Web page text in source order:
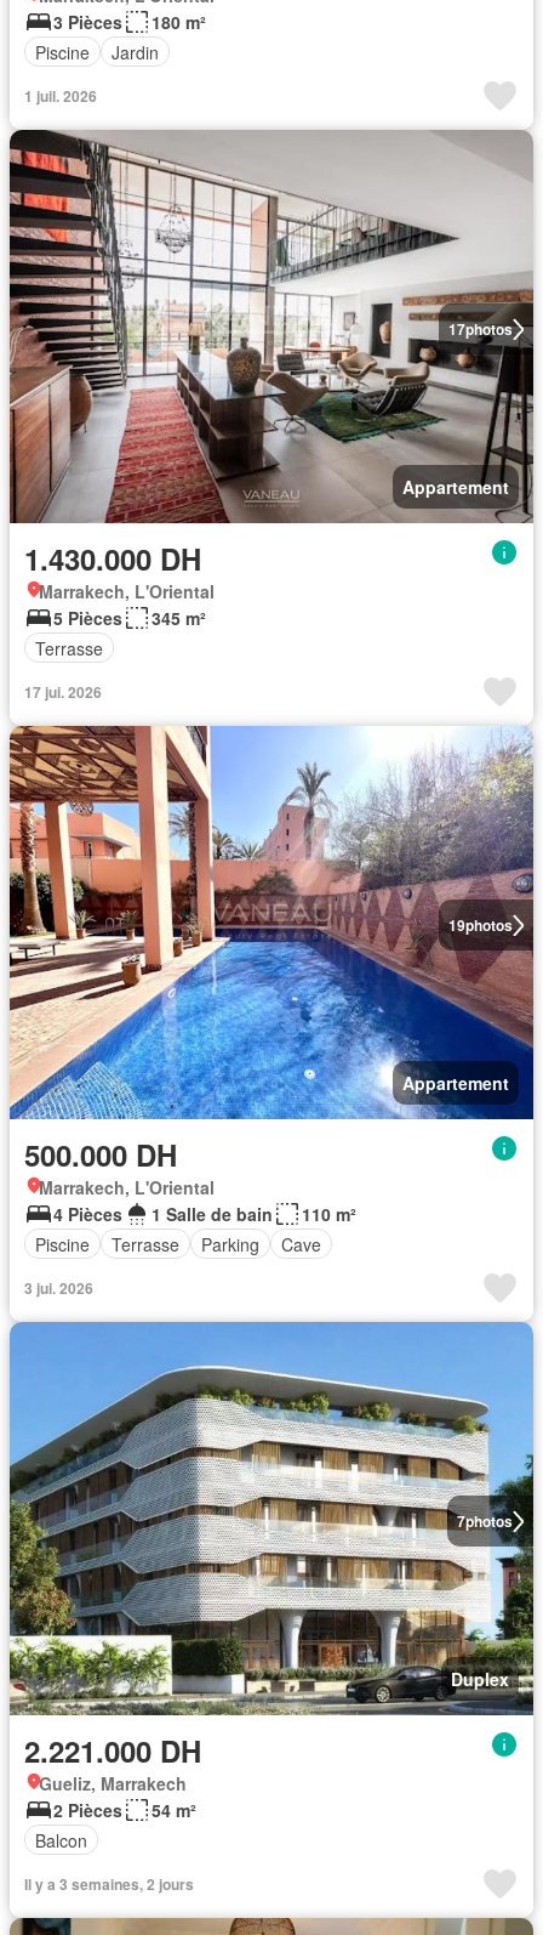
3 Pièces
180 m²
Piscine
Jardin
1 juil. 2026
17photos
Appartement
1.430.000 DH
Marrakech, L'Oriental
5 Pièces
345 m²
Terrasse
17 jui. 2026
19photos
Appartement
500.000 DH
Marrakech, L'Oriental
4 Pièces
1 Salle de bain
110 m²
Piscine
Terrasse Parking Cave
3 jui. 2026
7photos
Duplex
2.221.000 DH
Gueliz, Marrakech
2 Pièces
54 m²
Balcon
Il y a 3 semaines, 2 jours